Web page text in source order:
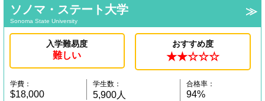
ソノマ・ステート大学
Sonoma State University
入学難易度
難しい
おすすめ度
★★☆☆☆
学費：
$18,000
学生数：
5,900人
合格率：
94%